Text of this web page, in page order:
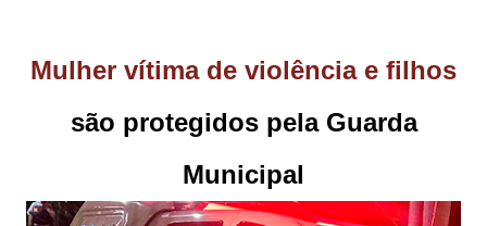
Mulher vítima de violência e filhos
são protegidos pela Guarda
Municipal